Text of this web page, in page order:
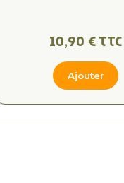
10,90 € TTC
Ajouter